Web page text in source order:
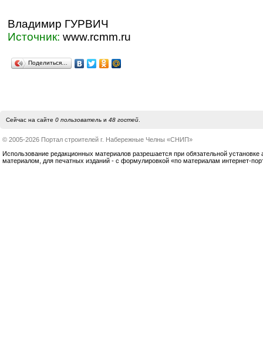
Владимир ГУРВИЧ
Источник: www.rcmm.ru
Поделиться…
Сейчас на сайте 0 пользовательи 48 гостей.
© 2005-2026 Портал строителей г. Набережные Челны «СНИП»
Использование редакционных материалов разрешается при обязательной установке
материалом, для печатных изданий - с формулировкой «по материалам интернет-